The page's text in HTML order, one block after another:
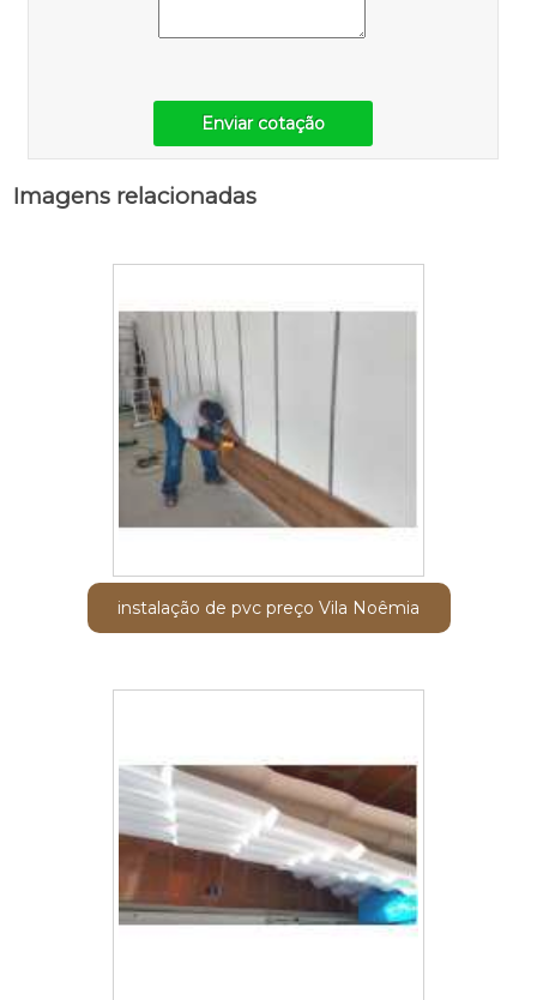
Enviar cotação
Imagens relacionadas
instalação de pvc preço Vila Noêmia